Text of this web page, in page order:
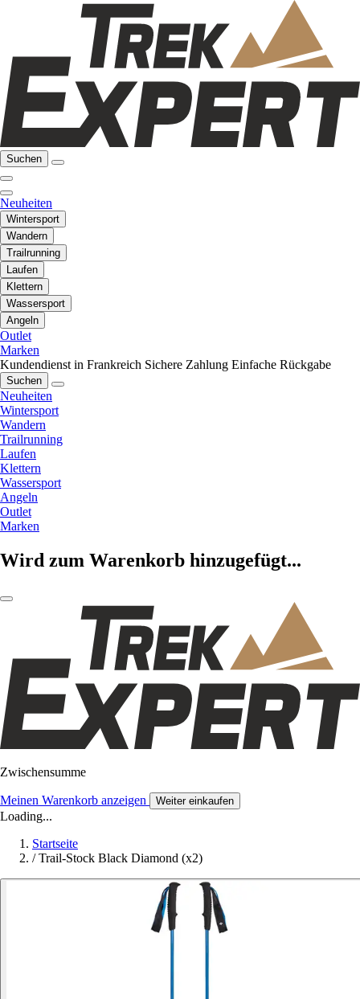
Suchen
Neuheiten
Wintersport
Wandern
Trailrunning
Laufen
Klettern
Wassersport
Angeln
Outlet
Marken
Kundendienst in Frankreich Sichere Zahlung Einfache Rückgabe
Suchen
Neuheiten
Wintersport
Wandern
Trailrunning
Laufen
Klettern
Wassersport
Angeln
Outlet
Marken
Wird zum Warenkorb hinzugefügt...
Zwischensumme
Meinen Warenkorb anzeigen Weiter einkaufen
Loading...
Startseite
/ Trail-Stock Black Diamond (x2)